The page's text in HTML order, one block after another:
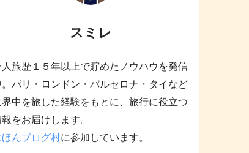
スミレ
人旅歴１５年以上で貯めたノウハウを発信
。パリ・ロンドン・バルセロナ・タイなど
界中を旅した経験をもとに、旅行に役立つ
をお届けします。
ほんブログ村に参加しています。